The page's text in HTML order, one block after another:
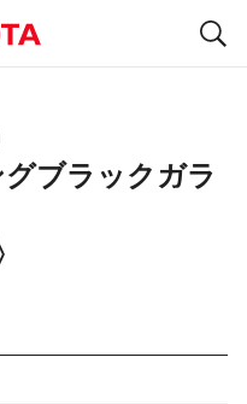
ブラックガラ